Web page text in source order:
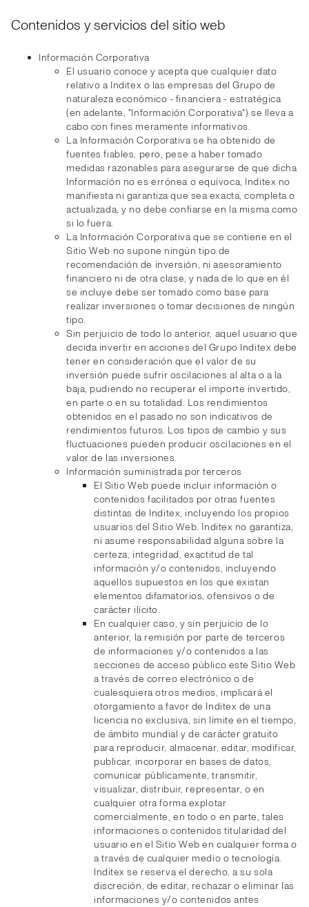
Contenidos y servicios del sitio web
Información Corporativa
El usuario conoce y acepta que cualquier dato
relativo a Inditex o las empresas del Grupo de
naturaleza económico - financiera - estratégica
(en adelante, "Información Corporativa") se lleva a
cabo con fines meramente informativos.
La Información Corporativa se ha obtenido de
fuentes fiables, pero, pese a haber tomado
medidas razonables para asegurarse de que dicha
Información no es errónea o equívoca, Inditex no
manifiesta ni garantiza que sea exacta, completa o
actualizada, y no debe confiarse en la misma como
si lo fuera.
La Información Corporativa que se contiene en el
Sitio Web no supone ningún tipo de
recomendación de inversión, ni asesoramiento
financiero ni de otra clase, y nada de lo que en él
se incluye debe ser tomado como base para
realizar inversiones o tomar decisiones de ningún
tipo.
Sin perjuicio de todo lo anterior, aquel usuario que
decida invertir en acciones del Grupo Inditex debe
tener en consideración que el valor de su
inversión puede sufrir oscilaciones al alta o a la
baja, pudiendo no recuperar el importe invertido,
en parte o en su totalidad. Los rendimientos
obtenidos en el pasado no son indicativos de
rendimientos futuros. Los tipos de cambio y sus
fluctuaciones pueden producir oscilaciones en el
valor de las inversiones.
Información suministrada por terceros
El Sitio Web puede incluir información o
contenidos facilitados por otras fuentes
distintas de Inditex, incluyendo los propios
usuarios del Sitio Web. Inditex no garantiza,
ni asume responsabilidad alguna sobre la
certeza, integridad, exactitud de tal
información y/o contenidos, incluyendo
aquellos supuestos en los que existan
elementos difamatorios, ofensivos o de
carácter ilícito.
En cualquier caso, y sin perjuicio de lo
anterior, la remisión por parte de terceros
de informaciones y/o contenidos a las
secciones de acceso público este Sitio Web
a través de correo electrónico o de
cualesquiera otros medios, implicará el
otorgamiento a favor de Inditex de una
licencia no exclusiva, sin límite en el tiempo,
de ámbito mundial y de carácter gratuito
para reproducir, almacenar, editar, modificar,
publicar, incorporar en bases de datos,
comunicar públicamente, transmitir,
visualizar, distribuir, representar, o en
cualquier otra forma explotar
comercialmente, en todo o en parte, tales
informaciones o contenidos titularidad del
usuario en el Sitio Web en cualquier forma o
a través de cualquier medio o tecnología.
Inditex se reserva el derecho, a su sola
discreción, de editar, rechazar o eliminar las
informaciones y/o contenidos antes